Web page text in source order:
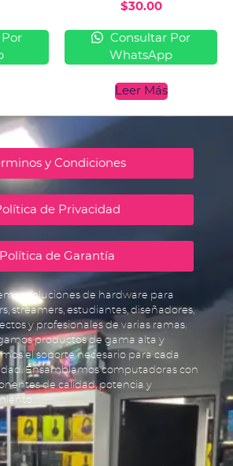
$30.00
Consultar Por
WhatsApp
Leer Más
y Condiciones
de Privacidad
Política de Garantía
soluciones de hardware para
streamers, estudiantes, diseñadores,
y profesionales de varias ramas.
productos de gama alta y
el soporte necesario para cada
Ensamblamos computadoras con
de calidad, potencia y